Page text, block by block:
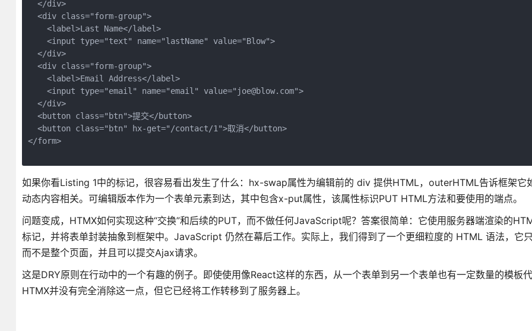
</div>
<div class="form-group">
<label>Last Name</label>
<input type="text" name="lastName" value="Blow">
</div>
<div class="form-group">
<label>Email Address</label>
<input type="email" name="email" value="joe@blow.com">
</div>
<button class="btn">提交</button>
<button class="btn" hx-get="/contact/1">取消</button>
</form>
如果你看Listing 1中的标记，很容易看出发生了什么：hx-swap属性为编辑前的 div 提供HTML，outerHTML告诉框架它
动态内容相关。可编辑版本作为一个表单元素到达，其中包含x-put属性，该属性标识PUT HTML方法和要使用的端点。
问题变成，HTMX如何实现这种“交换”和后续的PUT，而不做任何JavaScript呢？答案很简单：它使用服务器端渲染的
标记，并将表单封装抽象到框架中。JavaScript 仍然在幕后工作。实际上，我们得到了一个更细粒度的 HTML 语法，它
而不是整个页面，并且可以提交Ajax请求。
这是DRY原则在行动中的一个有趣的例子。即使使用像React这样的东西，从一个表单到另一个表单也有一定数量的模板代
HTMX并没有完全消除这一点，但它已经将工作转移到了服务器上。